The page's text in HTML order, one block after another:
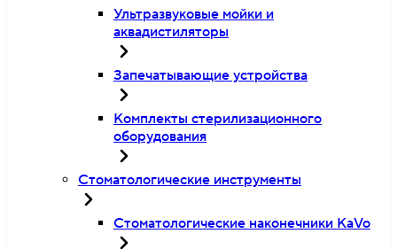
Ультразвуковые мойки и
аквадистиляторы
Запечатывающие устройства
Комплекты стерилизационного
оборудования
Стоматологические инструменты
Стоматологические наконечники KaVo